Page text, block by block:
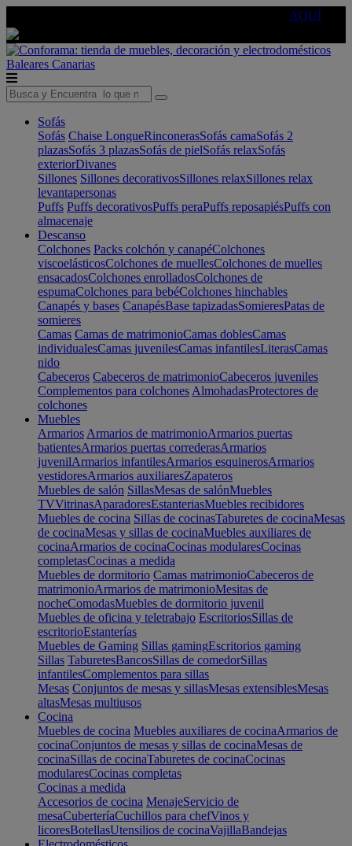
AQUÍ
Baleares Canarias
Sofás
Sofás Chaise LongueRinconerasSofás camaSofás 2
plazasSofás 3 plazasSofás de pielSofás relaxSofás
exteriorDivanes
Sillones Sillones decorativosSillones relaxSillones relax
levantapersonas
Puffs Puffs decorativosPuffs peraPuffs reposapiésPuffs con
almacenaje
Descanso
Colchones Packs colchón y canapéColchones
viscoelásticosColchones de muellesColchones de muelles
ensacadosColchones enrolladosColchones de
espumaColchones para bebéColchones hinchables
Canapés y bases CanapésBase tapizadasSomieresPatas de
somieres
Camas Camas de matrimonioCamas doblesCamas
individualesCamas juvenilesCamas infantilesLiterasCamas
nido
Cabeceros Cabeceros de matrimonioCabeceros juveniles
Complementos para colchones AlmohadasProtectores de
colchones
Muebles
Armarios Armarios de matrimonioArmarios puertas
batientesArmarios puertas correderasArmarios
juvenilArmarios infantilesArmarios esquinerosArmarios
vestidoresArmarios auxiliaresZapateros
Muebles de salón SillasMesas de salónMuebles
TVVitrinasAparadoresEstanteriasMuebles recibidores
Muebles de cocina Sillas de cocinasTaburetes de cocinaMesas
de cocinaMesas y sillas de cocinaMuebles auxiliares de
cocinaArmarios de cocinaCocinas modularesCocinas
completasCocinas a medida
Muebles de dormitorio Camas matrimonioCabeceros de
matrimonioArmarios de matrimonioMesitas de
nocheComodasMuebles de dormitorio juvenil
Muebles de oficina y teletrabajo EscritoriosSillas de
escritorioEstanterías
Muebles de Gaming Sillas gamingEscritorios gaming
Sillas TaburetesBancosSillas de comedorSillas
infantilesComplementos para sillas
Mesas Conjuntos de mesas y sillasMesas extensiblesMesas
altasMesas multiusos
Cocina
Muebles de cocina Muebles auxiliares de cocinaArmarios de
cocinaConjuntos de mesas y sillas de cocinaMesas de
cocinaSillas de cocinaTaburetes de cocinaCocinas
modularesCocinas completas
Cocinas a medida
Accesorios de cocina MenajeServicio de
mesaCuberteríaCuchillos para chefVinos y
licoresBotellasUtensilios de cocinaVajillaBandejas